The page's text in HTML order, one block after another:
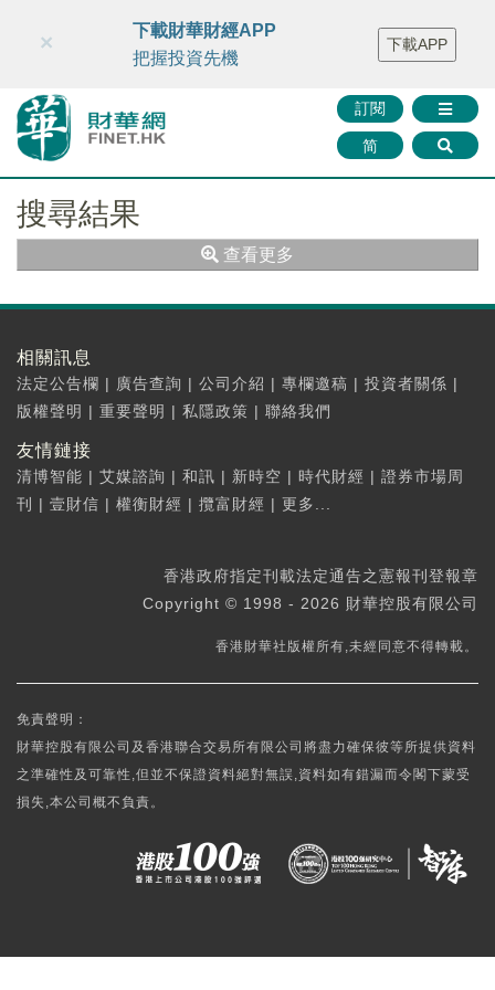
財華智庫網 FINTV FINMETA 財華證券 媒體矩陣
智庫沙龍
聯絡我們
訂閱
简
×
下載財華財經APP
把握投資先機
下載APP
搜尋結果
查看更多
相關訊息
法定公告欄 | 廣告查詢 | 公司介紹 | 專欄邀稿 | 投資者關係 |
版權聲明 | 重要聲明 | 私隱政策 | 聯絡我們
友情鏈接
清博智能 | 艾媒諮詢 | 和訊 | 新時空 | 時代財經 | 證券市場周
刊
| 壹財信 | 權衡財經 | 攬富財經 | 更多...
香港政府指定刊載法定通告之憲報刊登報章
Copyright © 1998 - 2026 財華控股有限公司
香港財華社版權所有,未經同意不得轉載。
免責聲明：
財華控股有限公司及香港聯合交易所有限公司將盡力確保彼等所提供資料
之準確性及可靠性,但並不保證資料絕對無誤,資料如有錯漏而令閣下蒙受
損失,本公司概不負責。